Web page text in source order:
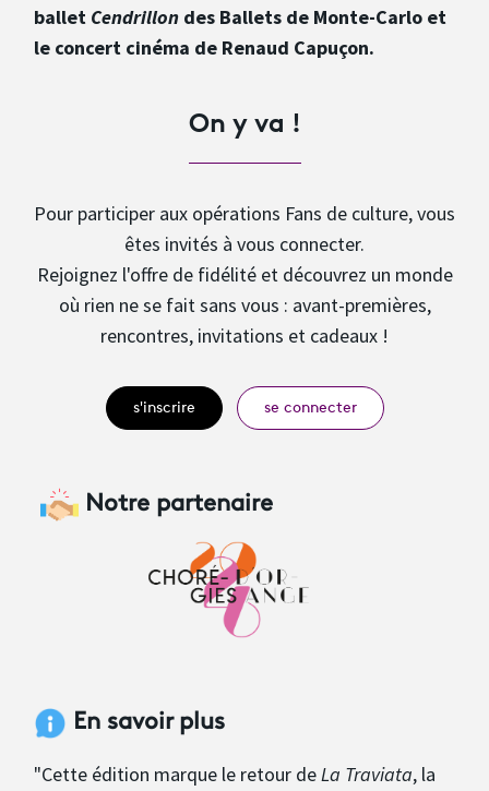
ballet Cendrillon des Ballets de Monte-Carlo et
le concert cinéma de Renaud Capuçon.
On y va !
Pour participer aux opérations Fans de culture, vous
êtes invités à vous connecter.
Rejoignez l'offre de fidélité et découvrez un monde
où rien ne se fait sans vous : avant-premières,
rencontres, invitations et cadeaux !
s'inscrire se connecter
Notre partenaire
En savoir plus
"Cette édition marque le retour deLa Traviata, la